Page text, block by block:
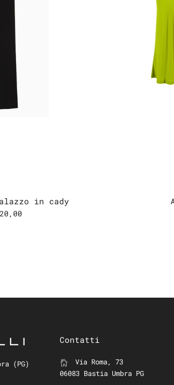
in cady
(PG)
Contatti
Via Roma, 73
06083 Bastia Umbra PG